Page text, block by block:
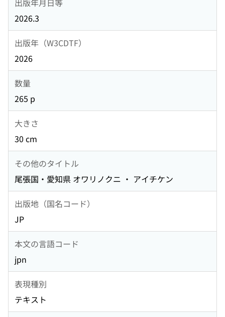
2026.3
出版年（W3CDTF）
2026
数量
265 p
大きさ
30 cm
その他のタイトル
尾張国・愛知県 オワリノクニ ・ アイチケン
出版地（国名コード）
JP
本文の言語コード
jpn
表現種別
テキスト